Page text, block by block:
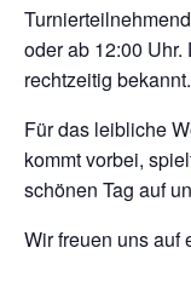
oder ab 12:00
rechtzeitig bekannt.
Für das leibliche
kommt vorbei,
schönen Tag auf
Wir freuen uns auf